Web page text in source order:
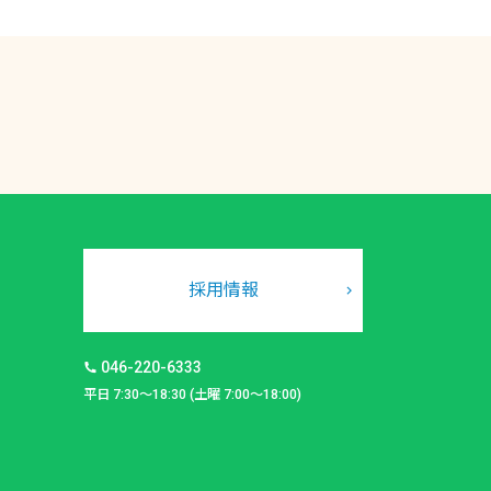
採用情報
046-220-6333
平日 7:30～18:30 (土曜 7:00～18:00)